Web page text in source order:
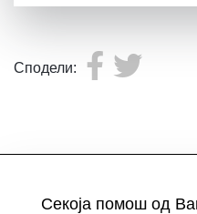
Сподели:
Секоја помош од